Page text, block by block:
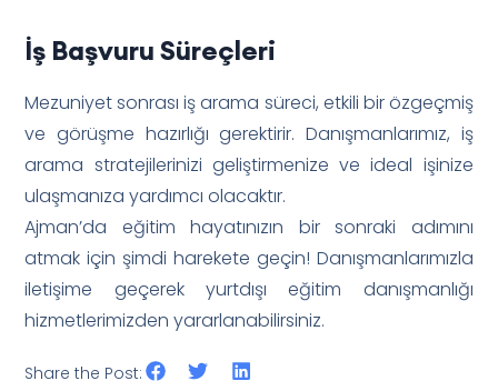
İş Başvuru Süreçleri
Mezuniyet sonrası iş arama süreci, etkili bir özgeçmiş
ve görüşme hazırlığı gerektirir. Danışmanlarımız, iş
arama stratejilerinizi geliştirmenize ve ideal işinize
ulaşmanıza yardımcı olacaktır.
Ajman’da eğitim hayatınızın bir sonraki adımını
atmak için şimdi harekete geçin! Danışmanlarımızla
iletişime geçerek yurtdışı eğitim danışmanlığı
hizmetlerimizden yararlanabilirsiniz.
Share the Post: